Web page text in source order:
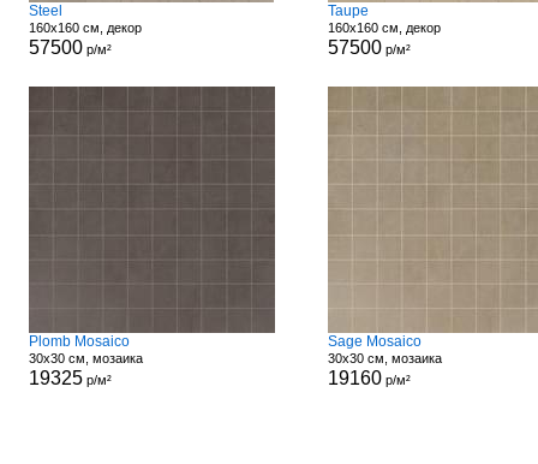
Steel
160x160 см, декор
57500р/м²
Taupe
160x160 см, декор
57500р/м²
Plomb Mosaico
30x30 см, мозаика
19325р/м²
Sage Mosaico
30x30 см, мозаика
19160р/м²